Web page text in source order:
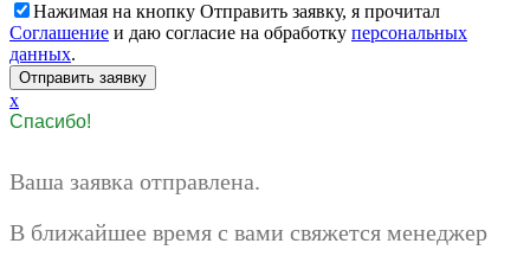
Нажимая на кнопку Отправить заявку, я прочитал
Соглашение и даю согласие на обработку персональных
данных.
x
Спасибо!
Ваша заявка отправлена.
В ближайшее время с вами свяжется менеджер